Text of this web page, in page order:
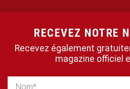
RECEVEZ NOTRE
Recevez également
magazine officiel